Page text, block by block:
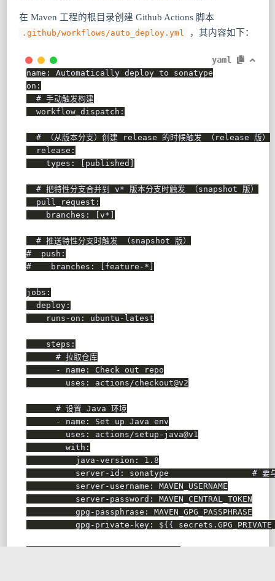
在 Maven 工程的根目录创建 Github Actions 脚本
.github/workflows/auto_deploy.yml ，其内容如下：
yaml
name :
on :
# 手动触发构建
workflow_dispatch :
# （从版本分支）创建 release 的时候触发 （release 版）
release :
types : [ published ]
# 把特性分支合并到 v* 版本分支时触发 （snapshot 版）
pull_request :
branches : [v* ]
# 推送特性分支时触发 （snapshot 版）
#  push:
#    branches: [feature-*]
jobs :
deploy:
runs-on : ubuntu - latest
steps :
# 拉取仓库
-
name :
Check out repo
uses : actions/checkout@v2
# 设置 Java 环境
-
name :
Set up Java env
uses : actions/setup - java@v1
with :
java-version :
1.8
server-id : sonatype # 要
server-username :
MAVEN_USERNAME
server-password :
MAVEN_CENTRAL_TOKEN
gpg-passphrase :
MAVEN_GPG_PASSPHRASE
gpg-private-key: ${{